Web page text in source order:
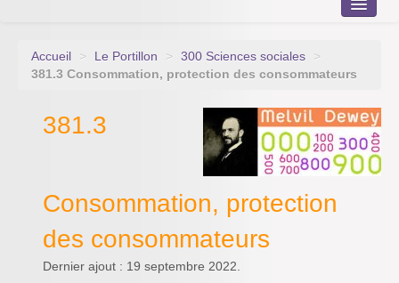
Le Portillon
Qui sommes-nous ?
Accueil > Le Portillon > 300 Sciences sociales
>
381.3 Consommation, protection des consommateurs
381.3
Consommation, protection
des consommateurs
Dernier ajout : 19 septembre 2022.